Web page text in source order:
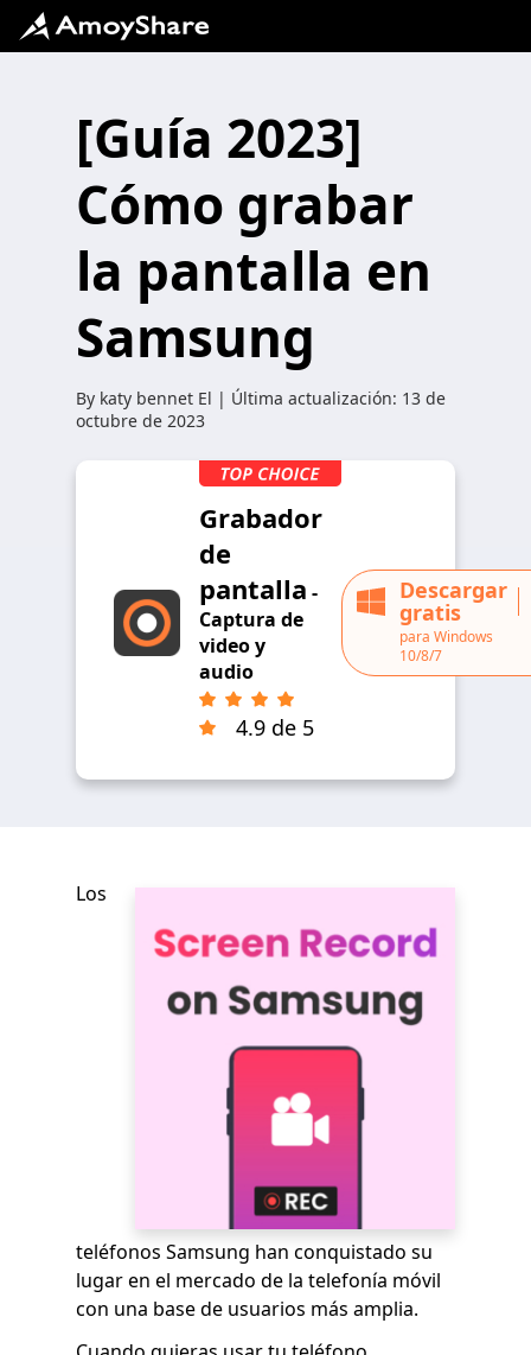
[Guía 2023]
Cómo grabar
la pantalla en
Samsung
By katy bennet El | Última actualización: 13 de
octubre de 2023
Grabador
de
pantalla -
Captura de
video y
audio
4.9 de 5
Descargar
gratis
para Windows
10/8/7
Los
teléfonos Samsung han conquistado su
lugar en el mercado de la telefonía móvil
con una base de usuarios más amplia.